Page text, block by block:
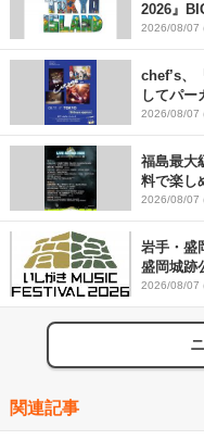
2026』
発表 ワ
2026/08/07
chef’s、
してパー
2026/08/07
福島最大
料で楽し
発表
2026/08/07
岩手・盛
盛岡城跡
2026/08/07
関連記事